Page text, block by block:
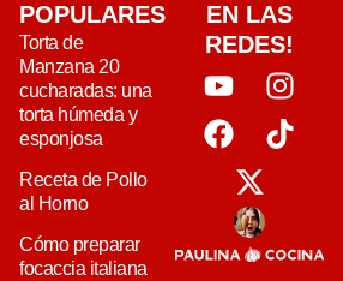
POPULARES
Torta de
Manzana 20
cucharadas: una
torta húmeda y
esponjosa
Receta de Pollo
al Horno
Cómo preparar
focaccia italiana
EN LAS
REDES!